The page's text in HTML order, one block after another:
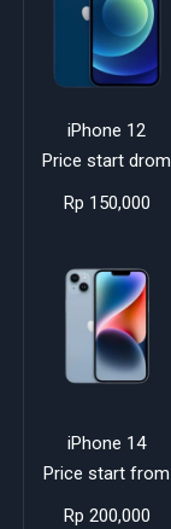
iPhone 12
Price start drom
Rp 150,000
iPhone 14
Price start from
Rp 200,000